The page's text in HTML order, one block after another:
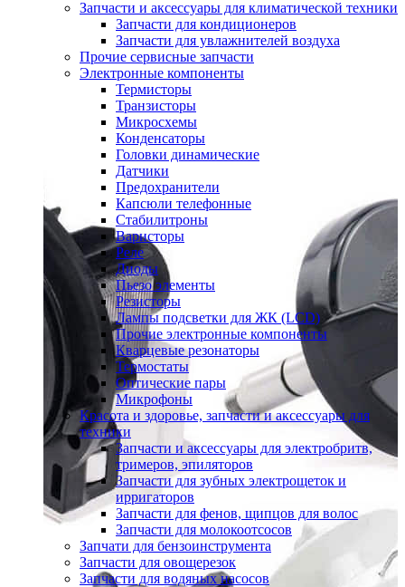
Запчасти и аксессуары для климатической техники
Запчасти для кондиционеров
Запчасти для увлажнителей воздуха
Прочие сервисные запчасти
Электронные компоненты
Термисторы
Транзисторы
Микросхемы
Конденсаторы
Головки динамические
Датчики
Предохранители
Капсюли телефонные
Стабилитроны
Варисторы
Реле
Диоды
Пьезо элементы
Резисторы
Лампы подсветки для ЖК (LCD)
Прочие электронные компоненты
Кварцевые резонаторы
Термостаты
Оптические пары
Микрофоны
Красота и здоровье, запчасти и аксессуары для
техники
Запчасти и аксессуары для электробритв,
тримеров, эпиляторов
Запчасти для зубных электрощеток и
ирригаторов
Запчасти для фенов, щипцов для волос
Запчасти для молокоотсосов
Запчати для бензоинструмента
Запчасти для овощерезок
Запчасти для водяных насосов